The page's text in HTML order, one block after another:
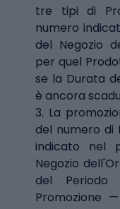
tre tipi di
numero
del Negozio
per quel
se la Durata
è ancora
3. La
del numero di
indicato nel
Negozio
del Periodo
Promozione